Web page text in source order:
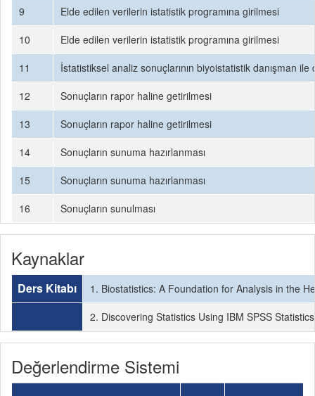
9
Elde edilen verilerin istatistik programına girilmesi
10
Elde edilen verilerin istatistik programına girilmesi
11
İstatistiksel analiz sonuçlarının biyoistatistik danışman
12
Sonuçların rapor haline getirilmesi
13
Sonuçların rapor haline getirilmesi
14
Sonuçların sunuma hazırlanması
15
Sonuçların sunuma hazırlanması
16
Sonuçların sunulması
Kaynaklar
Ders Kitabı
1. Biostatistics: A Foundation for Analysis in the
2. Discovering Statistics Using IBM SPSS
Değerlendirme Sistemi